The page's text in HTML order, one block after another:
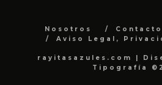
Nosotros Contacto
Aviso Legal,
rayitasazules.com |
Tipografía